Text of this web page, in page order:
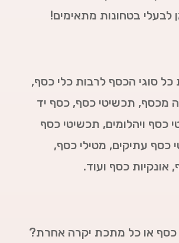
לבעלי בטחונות מתאימים!
כל סוגי הכסף לרבות כלי כסף,
מכסף, תכשיטי כסף, כסף יד
כסף ויהלומים, תכשיטי כסף
כסף עתיקים, מטילי כסף,
כסף ועוד.
כסף או כל מתכת יקרה אחרת?